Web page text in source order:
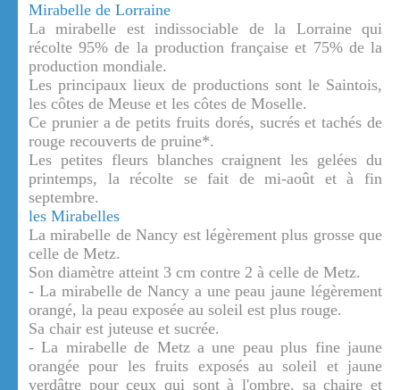
Mirabelle de Lorraine
La mirabelle est indissociable de la Lorraine qui
récolte 95% de la production française et 75% de la
production mondiale.
Les principaux lieux de productions sont le Saintois,
les côtes de Meuse et les côtes de Moselle.
Ce prunier a de petits fruits dorés, sucrés et tachés de
rouge recouverts de pruine*.
Les petites fleurs blanches craignent les gelées du
printemps, la récolte se fait de mi-août et à fin
septembre.
les Mirabelles
La mirabelle de Nancy est légèrement plus grosse que
celle de Metz.
Son diamètre atteint 3 cm contre 2 à celle de Metz.
- La mirabelle de Nancy a une peau jaune légèrement
orangé, la peau exposée au soleil est plus rouge.
Sa chair est juteuse et sucrée.
- La mirabelle de Metz a une peau plus fine jaune
orangée pour les fruits exposés au soleil et jaune
verdâtre pour ceux qui sont à l'ombre, sa chaire et